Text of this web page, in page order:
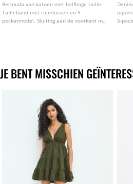
Bermuda van katoen met halfhoge taille.
Tailleband met riemlussen en 5-
pocketmodel. Sluiting aan de voorkant met
5-
JE BENT MISSCHIEN